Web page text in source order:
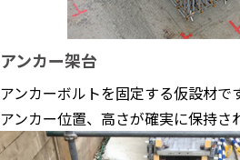
アンカー架台
アンカーボルトを固定する仮設材で
アンカー位置、高さが確実に保持さ